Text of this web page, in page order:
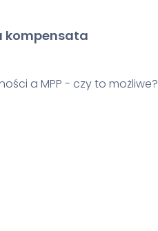
kompensata
a MPP - czy to możliwe?